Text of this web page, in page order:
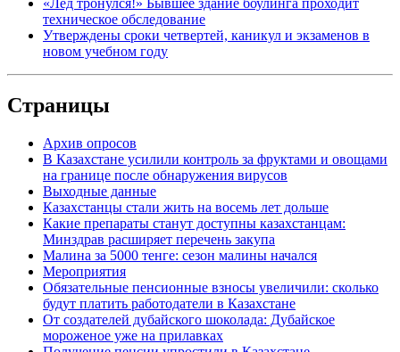
техническое обследование
Утверждены сроки четвертей, каникул и экзаменов в
новом учебном году
Страницы
Архив опросов
В Казахстане усилили контроль за фруктами и овощами
на границе после обнаружения вирусов
Выходные данные
Казахстанцы стали жить на восемь лет дольше
Какие препараты станут доступны казахстанцам:
Минздрав расширяет перечень закупа
Малина за 5000 тенге: сезон малины начался
Мероприятия
Обязательные пенсионные взносы увеличили: сколько
будут платить работодатели в Казахстане
От создателей дубайского шоколада: Дубайское
мороженое уже на прилавках